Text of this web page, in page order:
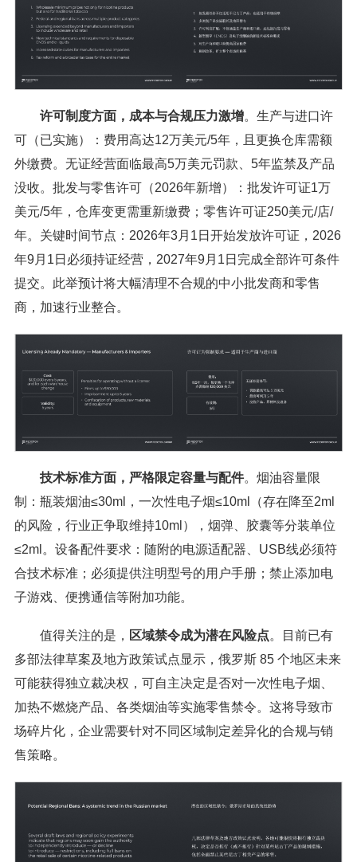
许可制度方面，成本与合规压力激增。生产与进口许
可（已实施）：费用高达12万美元/5年，且更换仓库需额
外缴费。无证经营面临最高5万美元罚款、5年监禁及产品
没收。批发与零售许可（2026年新增）：批发许可证1万
美元/5年，仓库变更需重新缴费；零售许可证250美元/店/
年。关键时间节点：2026年3月1日开始发放许可证，2026
年9月1日必须持证经营，2027年9月1日完成全部许可条件
提交。此举预计将大幅清理不合规的中小批发商和零售
商，加速行业整合。
技术标准方面，严格限定容量与配件。烟油容量限
制：瓶装烟油≤30ml，一次性电子烟≤10ml（存在降至2ml
的风险，行业正争取维持10ml），烟弹、胶囊等分装单位
≤2ml。设备配件要求：随附的电源适配器、USB线必须符
合技术标准；必须提供注明型号的用户手册；禁止添加电
子游戏、便携通信等附加功能。
值得关注的是， 区域禁令成为潜在风险点。目前已有
多部法律草案及地方政策试点显示，俄罗斯 85 个地区未来
可能获得独立裁决权，可自主决定是否对一次性电子烟、
加热不燃烧产品、各类烟油等实施零售禁令。这将导致市
场碎片化，企业需要针对不同区域制定差异化的合规与销
售策略。